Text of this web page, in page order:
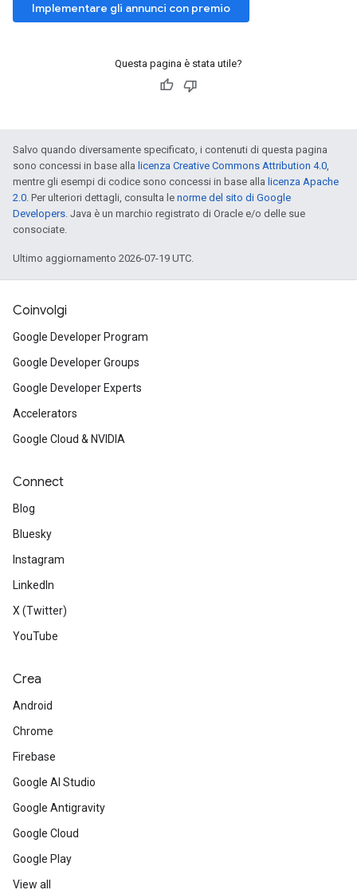
Implementare gli annunci con premio
Questa pagina è stata utile?
Salvo quando diversamente specificato, i contenuti di questa pagina
sono concessi in base alla licenza Creative Commons Attribution 4.0,
mentre gli esempi di codice sono concessi in base alla licenza Apache
2.0. Per ulteriori dettagli, consulta le norme del sito di Google
Developers. Java è un marchio registrato di Oracle e/o delle sue
consociate.
Ultimo aggiornamento 2026-07-19 UTC.
Coinvolgi
Google Developer Program
Google Developer Groups
Google Developer Experts
Accelerators
Google Cloud & NVIDIA
Connect
Blog
Bluesky
Instagram
LinkedIn
X (Twitter)
YouTube
Crea
Android
Chrome
Firebase
Google AI Studio
Google Antigravity
Google Cloud
Google Play
View all